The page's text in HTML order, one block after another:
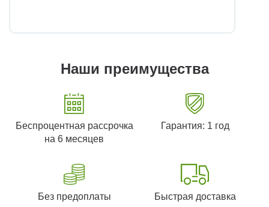
Наши преимущества
Беспроцентная рассрочка
на 6 месяцев
Гарантия: 1 год
Без предоплаты Быстрая доставка